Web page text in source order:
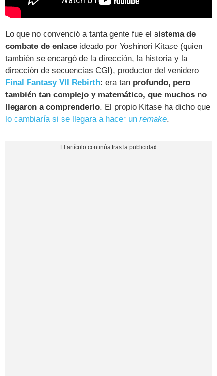
Lo que no convenció a tanta gente fue elsistema de
combate de enlace ideado por Yoshinori Kitase (quien
también se encargó de la dirección, la historia y la
dirección de secuencias CGI), productor del venidero
Final Fantasy VII Rebirth: era tan profundo, pero
también tan complejo y matemático, que muchos no
llegaron a comprenderlo. El propio Kitase ha dicho que
lo cambiaría si se llegara a hacer unremake.